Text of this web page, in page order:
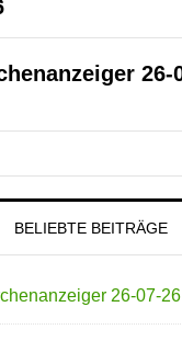
26-
BELIEBTE BEITRÄGE
26-07-